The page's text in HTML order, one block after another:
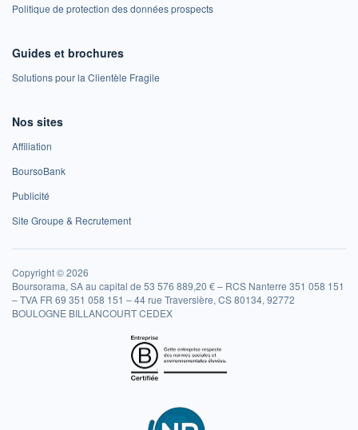
Politique de protection des données prospects
Guides et brochures
Solutions pour la Clientèle Fragile
Nos sites
Affiliation
BoursoBank
Publicité
Site Groupe & Recrutement
Copyright © 2026
Boursorama, SA au capital de 53 576 889,20 € – RCS Nanterre 351 058 151
– TVA FR 69 351 058 151 – 44 rue Traversière, CS 80134, 92772
BOULOGNE BILLANCOURT CEDEX